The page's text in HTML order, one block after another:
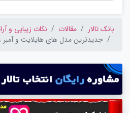
بانک تالار مقالات
نکات زیبایی و
جدیدترین مدل های هایلایت و آمبر 2019